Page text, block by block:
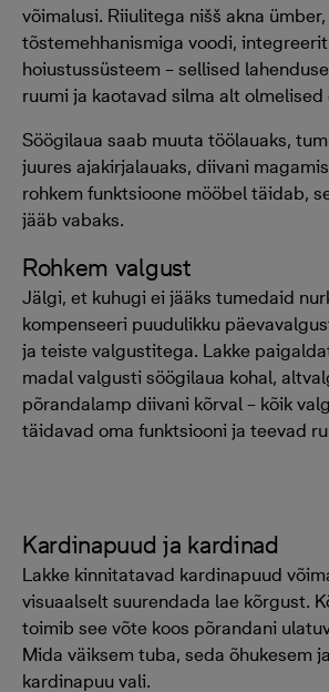
võimalusi. Riiulitega nišš akna ümber,
tõstemehhanismiga voodi,
hoiustussüsteem – sellised
ruumi ja kaotavad silma alt
Söögilaua saab muuta töölauaks,
juures ajakirjalauaks, diivani
rohkem funktsioone mööbel täidab,
jääb vabaks.
Rohkem valgust
Jälgi, et kuhugi ei jääks tumedaid
kompenseeri puudulikku
ja teiste valgustitega. Lakke
madal valgusti söögilaua kohal,
põrandalamp diivani kõrval – kõik
täidavad oma funktsiooni ja teevad
Kardinapuud ja kardinad
Lakke kinnitatavad kardinapuud
visuaalselt suurendada lae kõrgust.
toimib see võte koos põrandani
Mida väiksem tuba, seda õhukesem
kardinapuu vali.